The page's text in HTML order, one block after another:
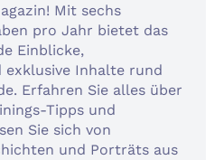
Mit sechs
pro Jahr bietet das
Einblicke,
exklusive Inhalte rund
Erfahren Sie alles über
Tipps und
Sie sich von
und Porträts aus